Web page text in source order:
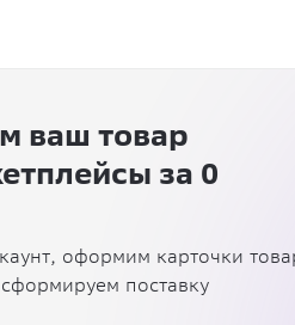
ваш товар
за 0
оформим карточки
поставку